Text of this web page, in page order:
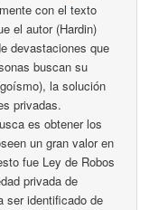
con el texto
el autor (Hardin)
devastaciones que
buscan su
la solución
privadas.
es obtener los
un gran valor en
fue Ley de Robos
privada de
ser identificado de